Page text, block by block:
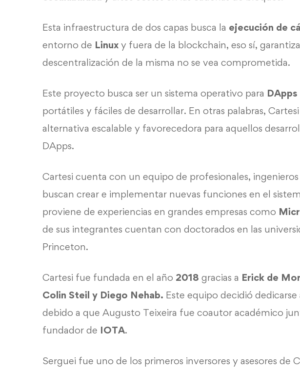
Esta infraestructura de dos capas busca la ejecución de
entorno de Linux y fuera de la blockchain, eso sí,
descentralización de la misma no se vea comprometida.
Este proyecto busca ser un sistema operativo para DApps
portátiles y fáciles de desarrollar. En otras palabras,
alternativa escalable y favorecedora para aquellos
DApps.
Cartesi cuenta con un equipo de profesionales,
buscan crear e implementar nuevas funciones en el
proviene de experiencias en grandes empresas como
de sus integrantes cuentan con doctorados en las
Princeton.
Cartesi fue fundada en el año 2018 gracias a Erick de
Colin Steil y Diego Nehab. Este equipo decidió
debido a que Augusto Teixeira fue coautor académico
fundador de IOTA.
Serguei fue uno de los primeros inversores y asesores de